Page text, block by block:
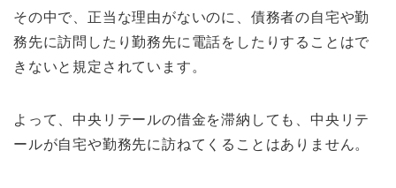
その中で、正当な理由がないのに、債務者の自宅や勤
務先に訪問したり勤務先に電話をしたりすることはで
きないと規定されています。
よって、中央リテールの借金を滞納しても、中央リテ
ールが自宅や勤務先に訪ねてくることはありません。